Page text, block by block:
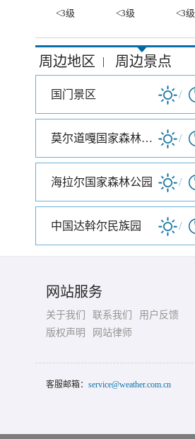
<3级
<3级 <3级
周边地区 | 周边景点
国门景区 /
莫尔道嘎国家森林公园 /
海拉尔国家森林公园 /
中国达斡尔民族园 /
网站服务
关于我们 联系我们
用户反馈
版权声明
网站律师
客服邮箱： service@weather.com.cn